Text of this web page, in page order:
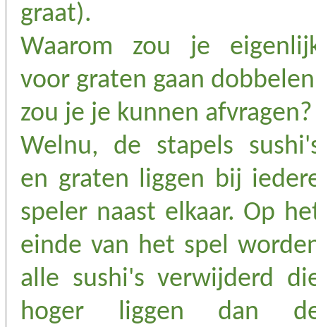
graat).
Waarom zou je
voor graten gaan
zou je je kunnen afvragen?
Welnu, de stapels
en graten liggen bij
speler naast elkaar. Op
einde van het spel
alle sushi's verwijderd
hoger liggen dan